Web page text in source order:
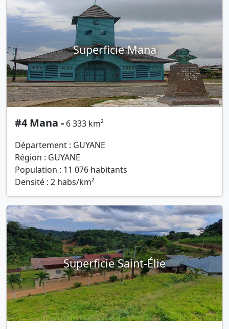
Superficie Mana
#4 Mana - 6 333 km²
Département : GUYANE
Région : GUYANE
Population : 11 076 habitants
Densité : 2 habs/km²
Superficie Saint-Élie